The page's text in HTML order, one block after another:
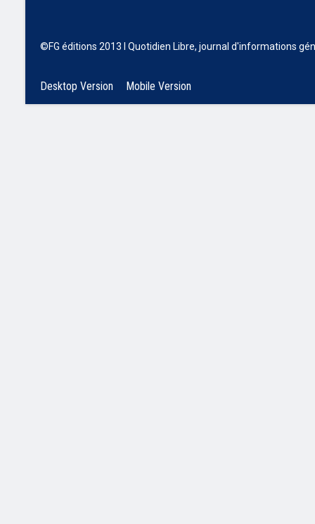
©FG éditions 2013 I Quotidien Libre, journal d'informations
Desktop Version Mobile Version